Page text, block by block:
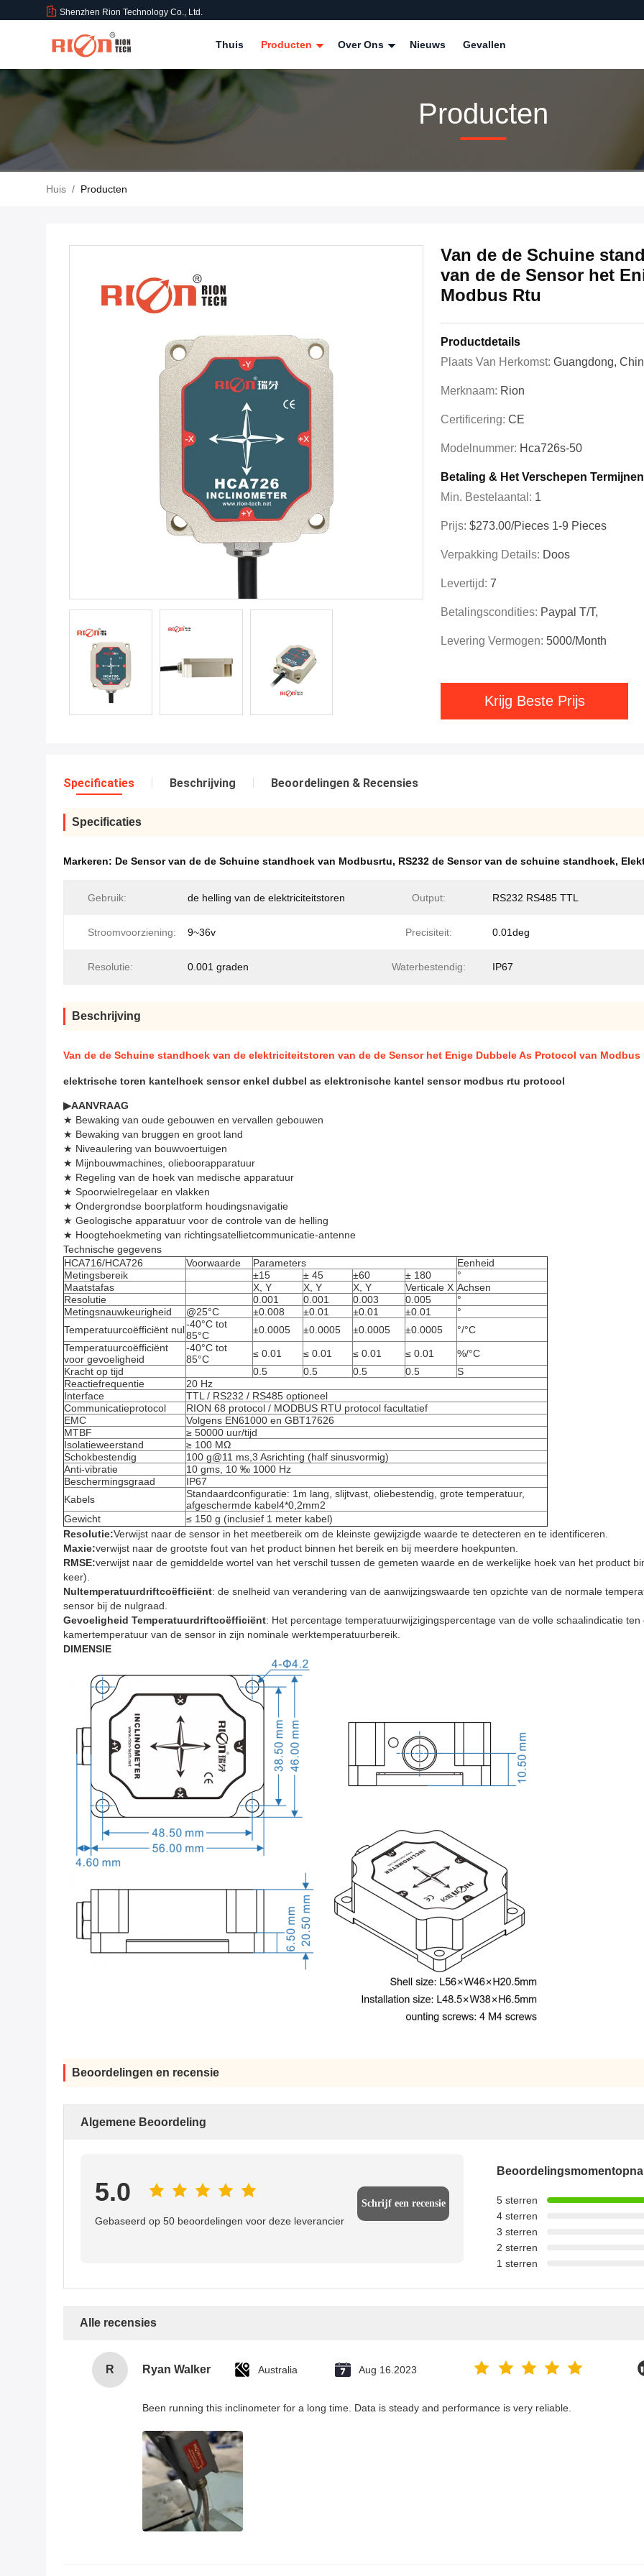
Shenzhen Rion Technology Co., Ltd.
Thuis Producten Over Ons Nieuws Gevallen
Producten
Huis / Producten
Van de de Schuine
van de de Sensor het
Modbus Rtu
Productdetails
Plaats Van Herkomst: Guangdong,
Merknaam: Rion
Certificering: CE
Modelnummer: Hca726s-50
Betaling & Het Verschepen Termijnen
Min. Bestelaantal: 1
Prijs: $273.00/Pieces 1-9 Pieces
Verpakking Details: Doos
Levertijd: 7
Betalingscondities: Paypal T/T,
Levering Vermogen: 5000/month
Krijg Beste Prijs
Specificaties Beschrijving Beoordelingen & Recensies
Specificaties
Markeren: De Sensor van de de Schuine standhoek van Modbusrtu, RS232 de Sensor van de schuine standhoek,
Gebruik: de helling van de elektriciteitstoren Output: RS232 RS485 TTL
Stroomvoorziening: 9~36v Precisiteit: 0.01deg
Resolutie: 0.001 graden Waterbestendig: IP67
Beschrijving
Van de de Schuine standhoek van de elektriciteitstoren van de de Sensor het Enige Dubbele As Protocol van Modbus
elektrische toren kantelhoek sensor enkel dubbel as elektronische kantel sensor modbus rtu protocol
▶AANVRAAG
★ Bewaking van oude gebouwen en vervallen gebouwen
★ Bewaking van bruggen en groot land
★ Niveaulering van bouwvoertuigen
★ Mijnbouwmachines, olieboorapparatuur
★ Regeling van de hoek van medische apparatuur
★ Spoorwielregelaar en vlakken
★ Ondergrondse boorplatform houdingsnavigatie
★ Geologische apparatuur voor de controle van de helling
★ Hoogtehoekmeting van richtingsatellietcommunicatie-antenne
Technische gegevens
HCA716/HCA726
Voorwaarde Parameters
Eenheid
Metingsbereik
±15 ± 45 ±60 ± 180
°
Maatstafas
X, Y X, Y X, Y Verticale X Achsen
Resolutie
0.001 0.001 0.003 0.005
°
Metingsnauwkeurigheid
@25°C ±0.008 ±0.01 ±0.01 ±0.01
°
Temperatuurcoëfficiënt nul-40°C tot
85°C
±0.0005 ±0.0005 ±0.0005 ±0.0005
°/°C
Temperatuurcoëfficiënt
voor gevoeligheid
-40°C tot
85°C
≤ 0.01 ≤ 0.01 ≤ 0.01 ≤ 0.01
%/°C
Kracht op tijd
0.5 0.5 0.5 0.5
S
Reactiefrequentie
20 Hz
Interface
TTL / RS232 / RS485 optioneel
Communicatieprotocol
RION 68 protocol / MODBUS RTU protocol facultatief
EMC
Volgens EN61000 en GBT17626
MTBF
≥ 50000 uur/tijd
Isolatieweerstand
≥ 100 MΩ
Schokbestendig
100 g@11 ms,3 Asrichting (half sinusvormig)
Anti-vibratie
10 gms, 10 ‰ 1000 Hz
Beschermingsgraad
IP67
Kabels
Standaardconfiguratie: 1m lang, slijtvast, oliebestendig, grote temperatuur,
afgeschermde kabel4*0,2mm2
Gewicht
≤ 150 g (inclusief 1 meter kabel)
Resolutie:Verwijst naar de sensor in het meetbereik om de kleinste gewijzigde waarde te detecteren en te identificeren.
Maxie:verwijst naar de grootste fout van het product binnen het bereik en bij meerdere hoekpunten.
RMSE:verwijst naar de gemiddelde wortel van het verschil tussen de gemeten waarde en de werkelijke hoek van het product
keer).
Nultemperatuurdriftcoëfficiënt: de snelheid van verandering van de aanwijzingswaarde ten opzichte van de normale
sensor bij de nulgraad.
Gevoeligheid Temperatuurdriftcoëfficiënt: Het percentage temperatuurwijzigingspercentage van de volle schaalindicatie
kamertemperatuur van de sensor in zijn nominale werktemperatuurbereik.
DIMENSIE
Beoordelingen en recensie
Algemene Beoordeling
5.0
Gebaseerd op 50 beoordelingen voor deze leverancier
Schrijf een recensie
5 sterren
4 sterren
3 sterren
2 sterren
1 sterren
Alle recensies
R Ryan Walker Australia Aug 16.2023
Been running this inclinometer for a long time. Data is steady and performance is very reliable.